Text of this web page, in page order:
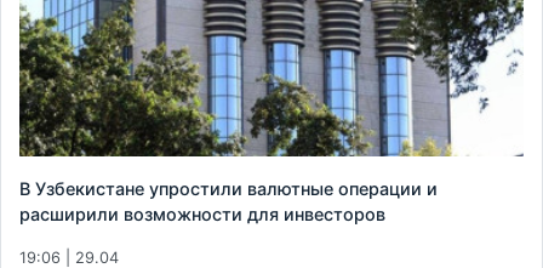
В Узбекистане упростили валютные операции и
расширили возможности для инвесторов
19:06 | 29.04